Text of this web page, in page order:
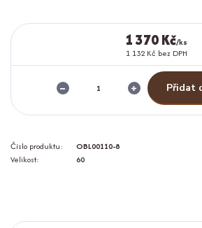
1 370 Kč/ks
1 132 Kč bez DPH
Přidat
Číslo produktu:
OBL00110-8
Velikost:
60